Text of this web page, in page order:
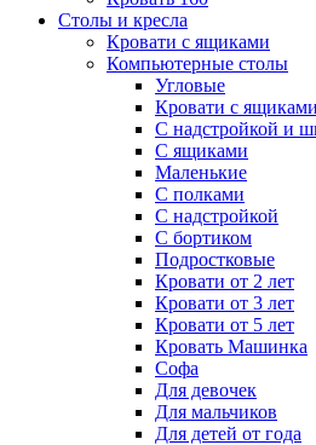
Столы и кресла
Кровати с ящиками
Компьютерные столы
Угловые
Кровати с ящиками
С надстройкой и
С ящиками
Маленькие
С полками
С надстройкой
С бортиком
Подростковые
Кровати от 2 лет
Кровати от 3 лет
Кровати от 5 лет
Кровать Машинка
Софа
Для девочек
Для мальчиков
Для детей от года